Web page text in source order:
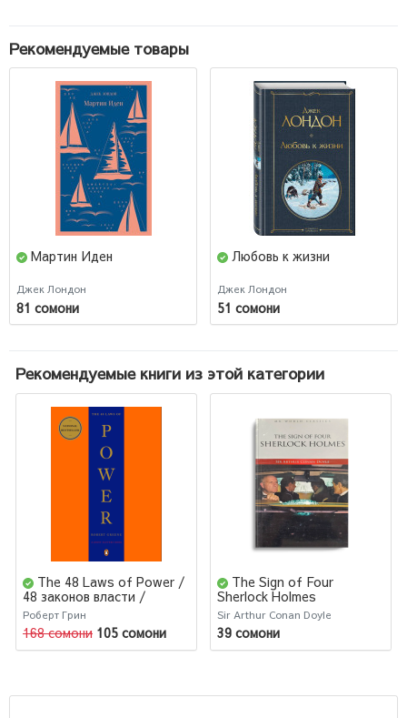
Рекомендуемые товары
Мартин Иден
Джек Лондон
81 сомони
Любовь к жизни
Джек Лондон
51 сомони
Рекомендуемые книги из этой категории
The 48 Laws of Power /
48 законов власти /
Robert Greene
Роберт Грин
168 сомони 105 сомони
The Sign of Four
Sherlock Holmes
Sir Arthur Conan Doyle
39 сомони